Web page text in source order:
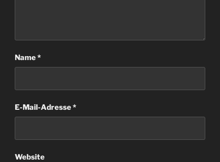
Name*
E-Mail-Adresse*
Website